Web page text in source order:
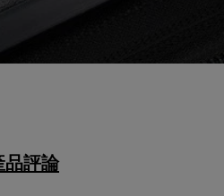
品評論